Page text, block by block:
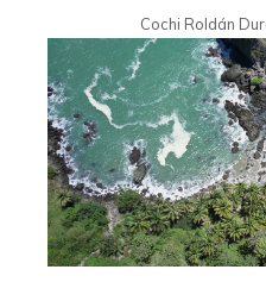
Cochi Roldán